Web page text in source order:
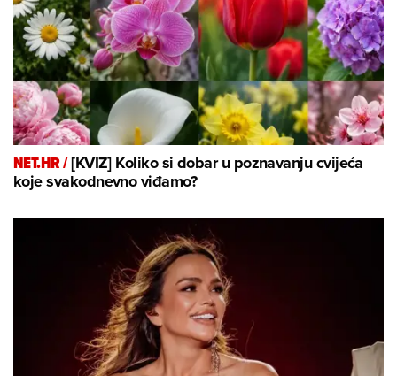
NET.HR /[KVIZ] Koliko si dobar u poznavanju cvijeća
koje svakodnevno viđamo?